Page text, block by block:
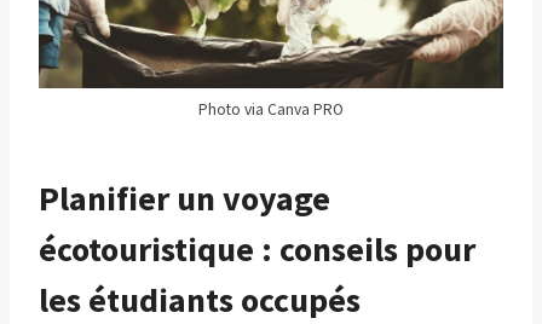
Photo via Canva PRO
Planifier un voyage
écotouristique : conseils pour
les étudiants occupés